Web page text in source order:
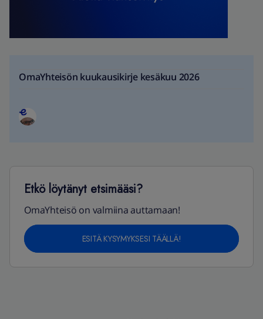
OmaYhteisön kuukausikirje kesäkuu 2026
Etkö löytänyt etsimääsi?
OmaYhteisö on valmiina auttamaan!
ESITÄ KYSYMYKSESI TÄÄLLÄ!